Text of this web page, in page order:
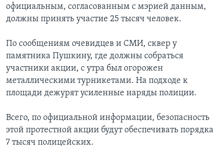
официальным, согласованным с мэрией данным,
должны принять участие 25 тысяч человек.
По сообщениям очевидцев и СМИ, сквер у
памятника Пушкину, где должны собраться
участники акции, с утра был огорожен
металлическими турникетами. На подходе к
площади дежурят усиленные наряды полиции.
Всего, по официальной информации, безопасность
этой протестной акции будут обеспечивать порядка
7 тысяч полицейских.